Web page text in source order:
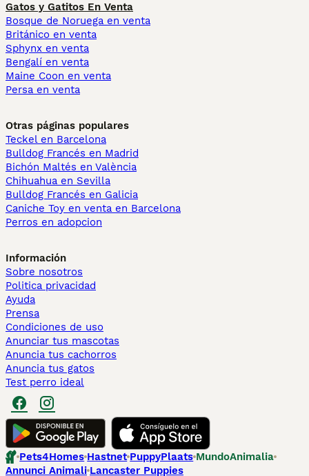
Gatos y Gatitos En Venta
Bosque de Noruega en venta
Británico en venta
Sphynx en venta
Bengalí en venta
Maine Coon en venta
Persa en venta
Otras páginas populares
Teckel en Barcelona
Bulldog Francés en Madrid
Bichón Maltés en València
Chihuahua en Sevilla
Bulldog Francés en Galicia
Caniche Toy en venta en Barcelona
Perros en adopcion
Información
Sobre nosotros
Politica privacidad
Ayuda
Prensa
Condiciones de uso
Anunciar tus mascotas
Anuncia tus cachorros
Anuncia tus gatos
Test perro ideal
Pets4Homes Hastnet PuppyPlaats MundoAnimalia
Annunci Animali Lancaster Puppies